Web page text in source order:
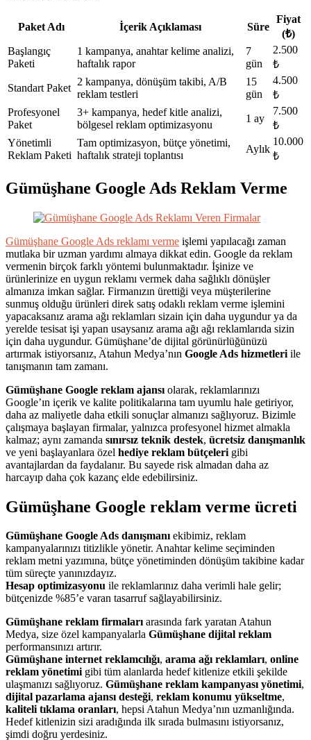
Paket Adı İçerik Açıklaması Süre
Fiyat
(₺)
Başlangıç
Paketi
1 kampanya, anahtar kelime analizi,
haftalık rapor
7
gün
2.500
₺
Standart Paket
2 kampanya, dönüşüm takibi, A/B
reklam testleri
15
gün
4.500
₺
Profesyonel
Paket
3+ kampanya, hedef kitle analizi,
bölgesel reklam optimizasyonu
1 ay
7.500
₺
Yönetimli
Reklam Paketi
Tam optimizasyon, bütçe yönetimi,
haftalık strateji toplantısı
Aylık
10.000
₺
Gümüşhane Google Ads Reklam Verme
Gümüşhane Google Ads reklamı verme işlemi yapılacağı zaman
mutlaka bir uzman yardımı almaya dikkat edin. Google da reklam
vermenin birçok farklı yöntemi bulunmaktadır. İşinize ve
ürünlerinize en uygun reklamı vermek daha sağlıklı dönüşler
almanıza imkan sağlar. Firmanızın ürettiği veya müşterilerine
sunmuş olduğu ürünleri direk satış odaklı reklam verme işlemini
yapacaksanız arama ağı reklamları sizain için daha uygundur ya da
yerelde tesisat işi yapan usaysanız arama ağı ağı reklamlarıda sizin
için daha uygundur. Gümüşhane’de dijital görünürlüğünüzü
artırmak istiyorsanız, Atahun Medya’nın Google Ads hizmetleri ile
tanışmanın tam zamanı.
Gümüşhane Google reklam ajansı olarak, reklamlarınızı
Google’ın içerik ve kalite politikalarına tam uyumlu hale getiriyor,
daha az maliyetle daha etkili sonuçlar almanızı sağlıyoruz. Bizimle
çalışmaya başlayan firmalar, yalnızca profesyonel hizmet almakla
kalmaz; aynı zamanda sınırsız teknik destek, ücretsiz danışmanlık
ve yeni başlayanlara özel hediye reklam bütçeleri gibi
avantajlardan da faydalanır. Bu sayede risk almadan daha az
harcayıp daha çok kazanç elde edebilirsiniz.
Gümüşhane Google reklam verme ücreti
Gümüşhane Google Ads danışmanıekibimiz, reklam
kampanyalarınızı titizlikle yönetir. Anahtar kelime seçiminden
reklam metni yazımına, bütçe yönetiminden dönüşüm takibine kadar
tüm süreçte yanınızdayız.
Hesap optimizasyonu ile reklamlarınız daha verimli hale gelir;
bütçenizde %85’e varan tasarruf sağlayabilirsiniz.
Gümüşhane reklam firmalarıarasında fark yaratan Atahun
Medya, size özel kampanyalarla Gümüşhane dijital reklam
performansınızı artırır.
Gümüşhane internet reklamcılığı, arama ağı reklamları, online
reklam yönetimigibi tüm alanlarda hedef kitlenize etkili şekilde
ulaşmanızı sağlıyoruz. Gümüşhane reklam kampanyası yönetimi,
dijital pazarlama ajansı desteği, reklam konumu yükseltme,
kaliteli tıklama oranları, hepsi Atahun Medya’nın uzmanlığında.
Hedef kitlenizin sizi aradığında ilk sırada bulmasını istiyorsanız,
şimdi doğru yerdesiniz.